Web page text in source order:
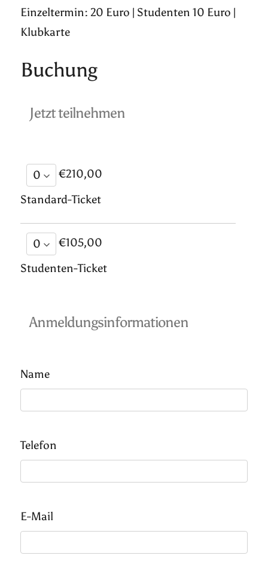
Einzeltermin: 20 Euro | Studenten 10 Euro |
Klubkarte
Buchung
Jetzt teilnehmen
€210,00
Standard-Ticket
€105,00
Studenten-Ticket
Anmeldungsinformationen
Name
Telefon
E-Mail